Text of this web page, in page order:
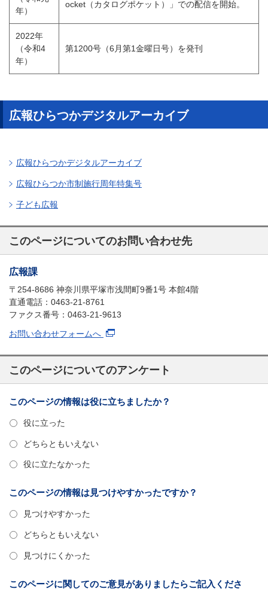
年）
ocket（カタログポケット）」での配信を開始。
2022年
（令和4
年）
第1200号（6月第1金曜日号）を発刊
広報ひらつかデジタルアーカイブ
広報ひらつかデジタルアーカイブ
広報ひらつか市制施行周年特集号
子ども広報
このページについてのお問い合わせ先
広報課
〒254-8686 神奈川県平塚市浅間町9番1号 本館4階
直通電話：0463-21-8761
ファクス番号：0463-21-9613
お問い合わせフォームへ
このページについてのアンケート
このページの情報は役に立ちましたか？
役に立った
どちらともいえない
役に立たなかった
このページの情報は見つけやすかったですか？
見つけやすかった
どちらともいえない
見つけにくかった
このページに関してのご意見がありましたらご記入くださ